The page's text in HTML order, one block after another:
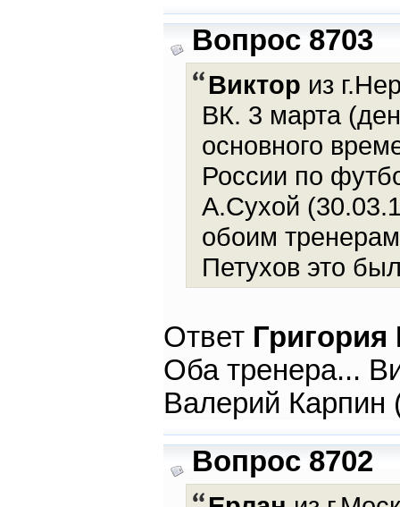
Вопрос 8703
Виктор из
ВК. 3 марта
основного
России по
А.Сухой
обоим
Петухов это
Ответ
Оба тренера...
Валерий Карпин
Вопрос 8702